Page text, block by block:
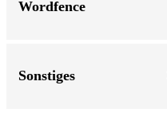
Wordfence
Sonstiges